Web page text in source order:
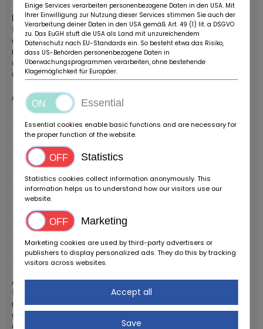
Informations sur le modèle :
La
Scrambler 50cc AM-84d’Archive Motorcycleallie un
design rétro à une technologie moderne conforme à la
norme Euro 5. Idéale pour les jeunes conducteurs à partir
de 16 ans, elle se prête aussi bien à l’usage urbain
quotidien qu’à des escapades tout-terrain légères.
Caractéristiques principales :
Moteur :monocylindre 4 temps refroidi par air, 49cc,
injection Motion EFI
Puissance :1,8 kW
Boîte de vitesses :5 rapports
Réservoir :12 litres
Suspension :
amortisseur hélicoïdal arrière (300 mm)
Freins :à disque avant et arrière
Dimensions :
de selle :800 mm –Poids :123 kg
Pneus :Avant 110/90/10 – Arrière 130/80/17
À propos d’Archive Motorcycle :
Fondée en 2017, cette marque française propose des
motos au look vintage avec des composants de dernière
génération à des prix très attractifs. Chaque moto est
assemblée et testée en France par des techniciens
Einige Services verarbeiten personenbezogene Daten in den USA. Mit
Ihrer Einwilligung zur Nutzung dieser Services stimmen Sie auch der
Verarbeitung deiner Daten in den USA gemäß Art. 49 (1) lit. a DSGVO
zu. Das EuGH stuft die USA als Land mit unzureichendem
Datenschutz nach EU-Standards ein. So besteht etwa das Risiko,
dass US-Behörden personenbezogene Daten in
Überwachungsprogrammen verarbeiten, ohne bestehende
Klagemöglichkeit für Europäer.
Essential
Essential cookies enable basic functions and are necessary for
the proper function of the website.
Statistics
Statistics cookies collect information anonymously. This
information helps us to understand how our visitors use our
website.
Marketing
Marketing cookies are used by third-party advertisers or
publishers to display personalized ads. They do this by tracking
visitors across websites.
Accept all
Save